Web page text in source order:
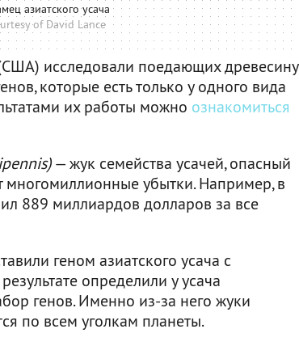
азиатского усача
of David Lance
исследовали поедающих древесину
которые есть только у одного вида
их работы можно ознакомиться
— жук семейства усачей, опасный
многомиллионные убытки. Например, в
889 миллиардов долларов за все
геном азиатского усача с
определили у усача
генов. Именно из-за него жуки
по всем уголкам планеты.